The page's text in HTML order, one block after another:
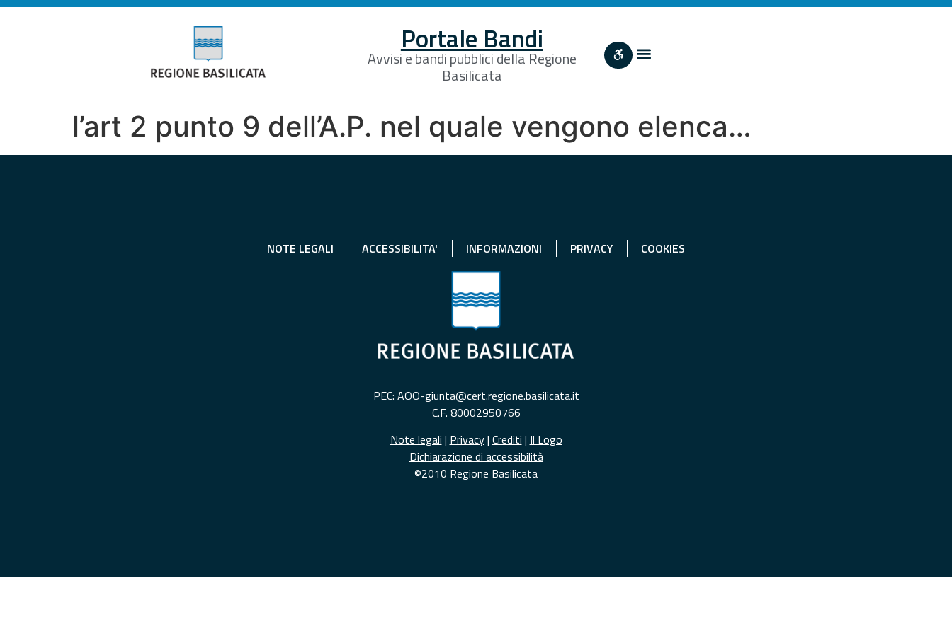
Portale Bandi
Avvisi e bandi pubblici della Regione
Basilicata
l’art 2 punto 9 dell’A.P. nel quale vengono elenca…
NOTE LEGALI ACCESSIBILITA' INFORMAZIONI PRIVACY COOKIES
PEC: AOO-giunta@cert.regione.basilicata.it
C.F. 80002950766
Note legali | Privacy| Crediti | Il Logo
Dichiarazione di accessibilità
©2010 Regione Basilicata